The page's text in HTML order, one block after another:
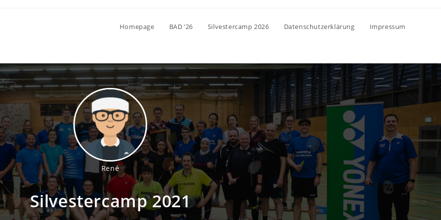
Homepage BAD ’26 Silvestercamp 2026 Datenschutzerklärung Impressum
René
Silvestercamp 2021